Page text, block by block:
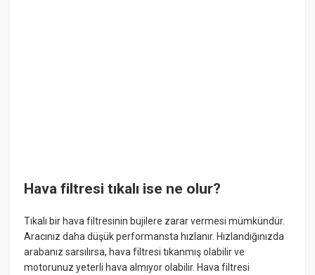
Hava filtresi tıkalı ise ne olur?
Tıkalı bir hava filtresinin bujilere zarar vermesi mümkündür.
Aracınız daha düşük performansta hızlanır. Hızlandığınızda
arabanız sarsılırsa, hava filtresi tıkanmış olabilir ve
motorunuz yeterli hava almıyor olabilir. Hava filtresi